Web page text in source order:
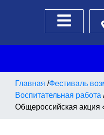
Боковое
Главная /Фестиваль
Воспитательная работа
Общероссийская акция